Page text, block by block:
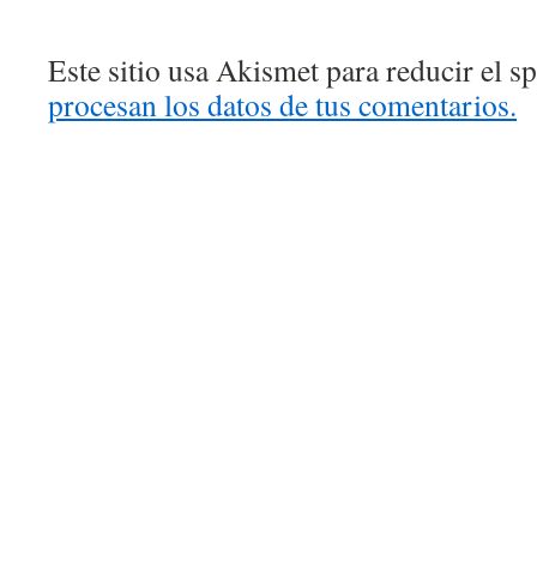
Este sitio usa Akismet para reducir el
procesan los datos de tus comentarios.